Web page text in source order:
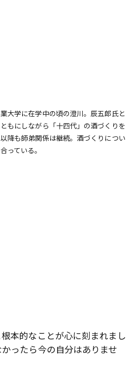
大学に在学中の頃の澄川。辰五郎氏と
もにしながら「十四代」の酒づくりを
降も師弟関係は継続。酒づくりについ
っている。
本的なことが心に刻まれまし
ったら今の自分はありませ